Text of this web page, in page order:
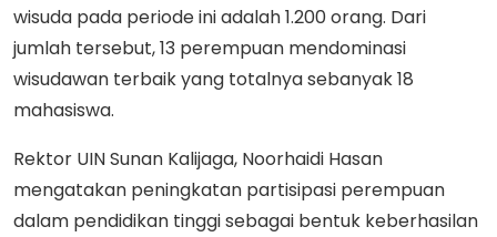
wisuda pada periode ini adalah 1.200 orang. Dari
jumlah tersebut, 13 perempuan mendominasi
wisudawan terbaik yang totalnya sebanyak 18
mahasiswa.
Rektor UIN Sunan Kalijaga, Noorhaidi Hasan
mengatakan peningkatan partisipasi perempuan
dalam pendidikan tinggi sebagai bentuk keberhasilan